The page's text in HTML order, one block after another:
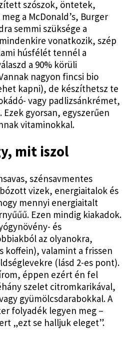
szószok, öntetek,
a McDonald’s, Burger
semmi szüksége a
vonatkozik, szép
húsfélét tennél a
a 90% körüli
nagyon fincsi bio
kapni), de készíthetsz te
vagy padlizsánkrémet,
gyorsan, egyszerűen
vitaminokkal.
mit iszol
szénsavmentes
vizek, energiaitalok és
mennyi energiaitalt
Ezen mindig kiakadok.
és
az olyanokra,
koffein), valamint a frissen
(lásd 2-es pont).
éppen ezért én fel
szelet citromkarikával,
gyümölcsdarabokkal. A
folyadék legyen meg –
„ezt se halljuk eleget”.